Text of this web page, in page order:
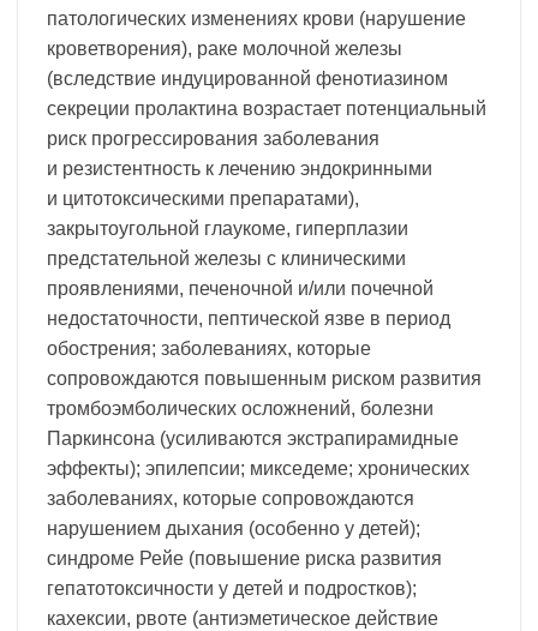
патологических изменениях крови (нарушение
кроветворения), раке молочной железы
(вследствие индуцированной фенотиазином
секреции пролактина возрастает потенциальный
риск прогрессирования заболевания
и резистентность к лечению эндокринными
и цитотоксическими препаратами),
закрытоугольной глаукоме, гиперплазии
предстательной железы с клиническими
проявлениями, печеночной и/или почечной
недостаточности, пептической язве в период
обострения; заболеваниях, которые
сопровождаются повышенным риском развития
тромбоэмболических осложнений, болезни
Паркинсона (усиливаются экстрапирамидные
эффекты); эпилепсии; микседеме; хронических
заболеваниях, которые сопровождаются
нарушением дыхания (особенно у детей);
синдроме Рейе (повышение риска развития
гепатотоксичности у детей и подростков);
кахексии, рвоте (антиэметическое действие